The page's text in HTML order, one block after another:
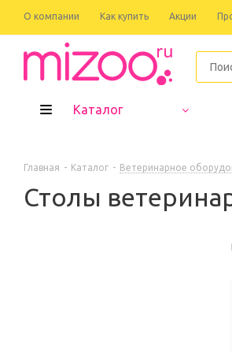
О компании Как купить Акции
Каталог
Главная - Каталог - Ветеринарное
Столы